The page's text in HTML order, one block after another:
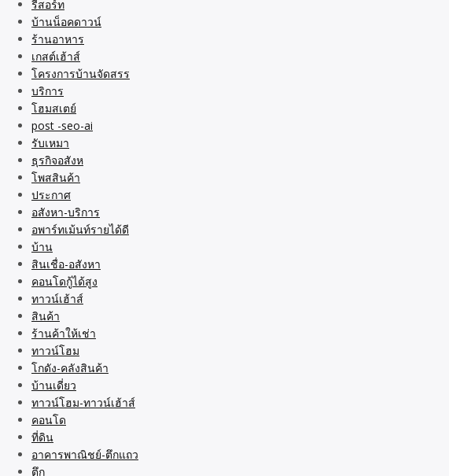
รีสอร์ท
บ้านน็อคดาวน์
ร้านอาหาร
เกสต์เฮ้าส์
โครงการบ้านจัดสรร
บริการ
โฮมสเตย์
post -seo-ai
รับเหมา
ธุรกิจอสังห
โพสสินค้า
ประกาศ
อสังหา-บริการ
อพาร์ทเม้นท์รายได้ดี
บ้าน
สินเชื่อ-อสังหา
คอนโดกู้ได้สูง
ทาวน์เฮ้าส์
สินค้า
ร้านค้าให้เช่า
ทาวน์โฮม
โกดัง-คลังสินค้า
บ้านเดี่ยว
ทาวน์โฮม-ทาวน์เฮ้าส์
คอนโด
ที่ดิน
อาคารพาณิชย์-ตึกแถว
ตึก